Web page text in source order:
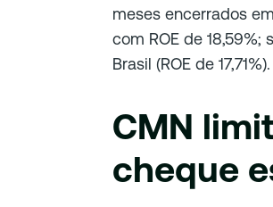
meses encerrados
com ROE de 18,59%;
Brasil (ROE de 17,71%).
CMN
cheque